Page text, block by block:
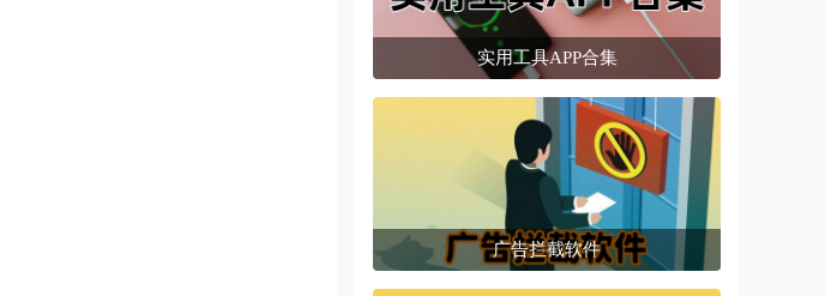
实用工具APP合集
广告拦截软件